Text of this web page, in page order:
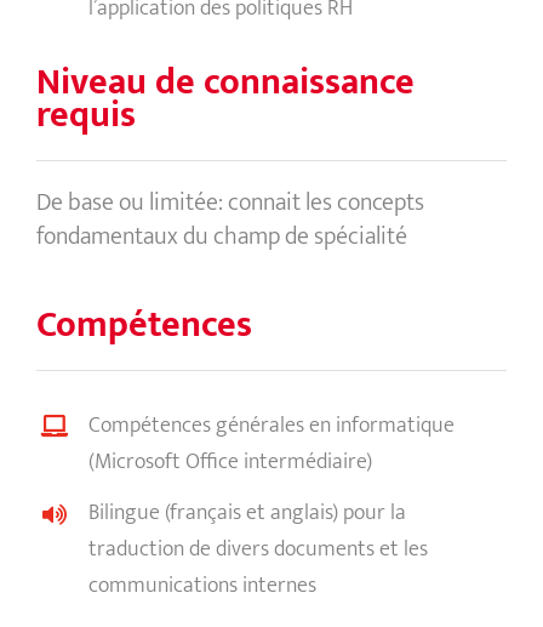
l’application des politiques RH
Niveau de connaissance
requis
De base ou limitée: connait les concepts
fondamentaux du champ de spécialité
Compétences
Compétences générales en informatique
(Microsoft Office intermédiaire)
Bilingue (français et anglais) pour la
traduction de divers documents et les
communications internes